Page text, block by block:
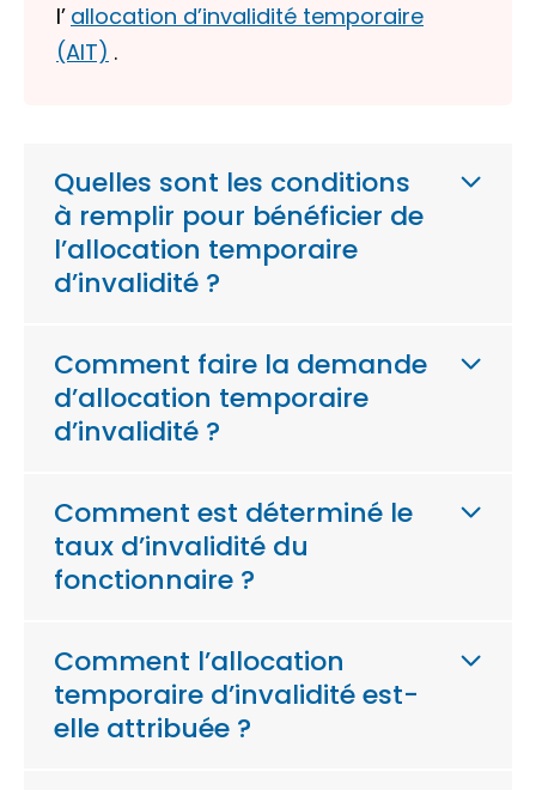
l’ allocation d’invalidité temporaire
(AIT) .
Quelles sont les conditions
à remplir pour bénéficier de
l’allocation temporaire
d’invalidité ?
Comment faire la demande
d’allocation temporaire
d’invalidité ?
Comment est déterminé le
taux d’invalidité du
fonctionnaire ?
Comment l’allocation
temporaire d’invalidité est-
elle attribuée ?